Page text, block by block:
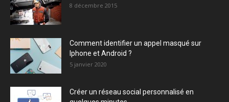
8 décembre 2015
Comment identifier un appel masqué sur
Iphone et Android ?
5 janvier 2020
Créer un réseau social personnalisé en